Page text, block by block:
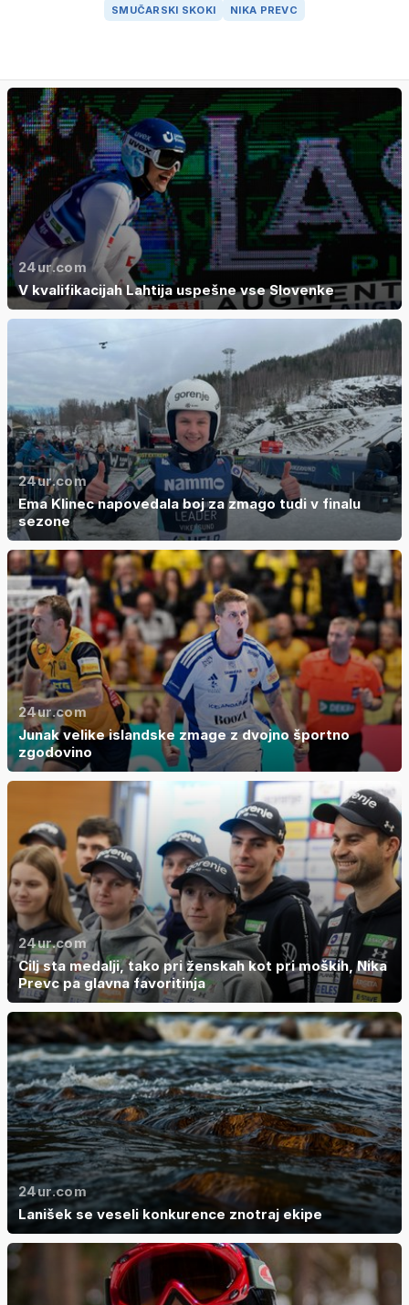
SMUČARSKI SKOKI NIKA PREVC
24ur.com
V kvalifikacijah Lahtija uspešne vse Slovenke
24ur.com
Ema Klinec napovedala boj za zmago tudi v finalu
sezone
24ur.com
Junak velike islandske zmage z dvojno športno
zgodovino
24ur.com
Cilj sta medalji, tako pri ženskah kot pri moških, Nika
Prevc pa glavna favoritinja
24ur.com
Lanišek se veseli konkurence znotraj ekipe